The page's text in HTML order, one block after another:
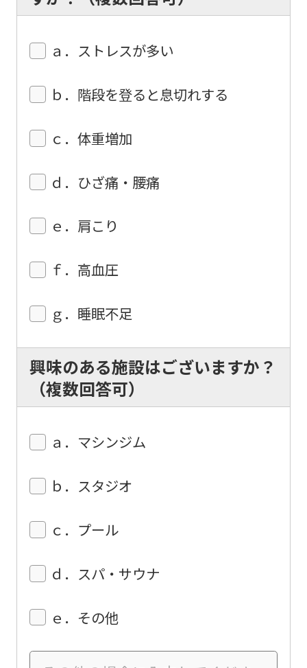
ａ．ストレスが多い
ｂ．階段を登ると息切れする
ｃ．体重増加
ｄ．ひざ痛・腰痛
ｅ．肩こり
ｆ．高血圧
ｇ．睡眠不足
興味のある施設はございますか？
（複数回答可）
ａ．マシンジム
ｂ．スタジオ
ｃ．プール
ｄ．スパ・サウナ
ｅ．その他
before
the